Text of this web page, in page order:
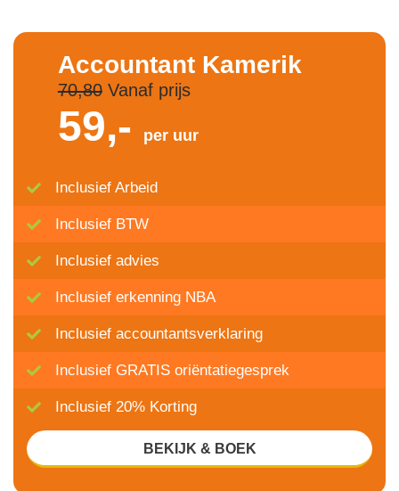
Accountant Kamerik
70,80Vanaf prijs
59,- per uur
Inclusief Arbeid
Inclusief BTW
Inclusief advies
Inclusief erkenning NBA
Inclusief accountantsverklaring
Inclusief GRATIS oriëntatiegesprek
Inclusief 20% Korting
BEKIJK & BOEK